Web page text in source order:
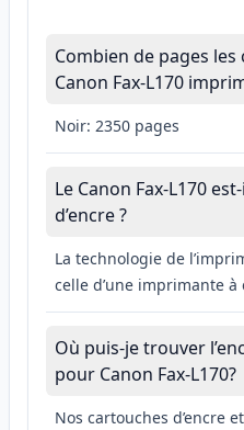
Combien de pages les
Canon Fax-L170
Noir: 2350 pages
Le Canon Fax-L170
d’encre ?
La technologie de
celle d’une imprimante à
Où puis-je trouver
pour Canon Fax-L170?
Nos cartouches d’encre